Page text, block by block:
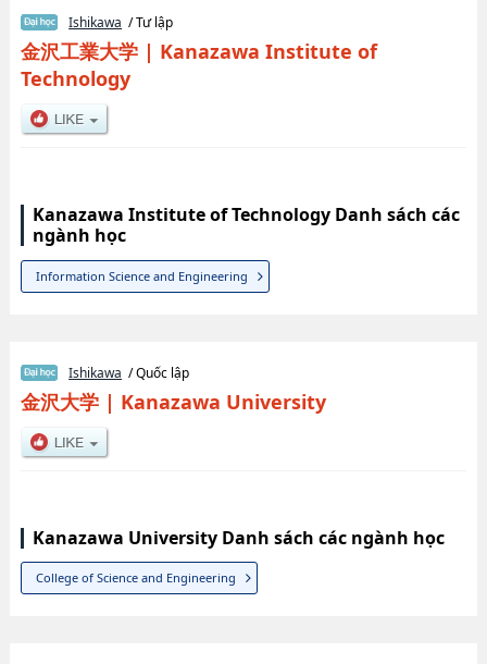
Ishikawa / Tư lập
金沢工業大学| Kanazawa Institute of
Technology
Kanazawa Institute of Technology Danh sách các
ngành học
Information Science and Engineering
Ishikawa / Quốc lập
金沢大学| Kanazawa University
Kanazawa University Danh sách các ngành học
College of Science and Engineering